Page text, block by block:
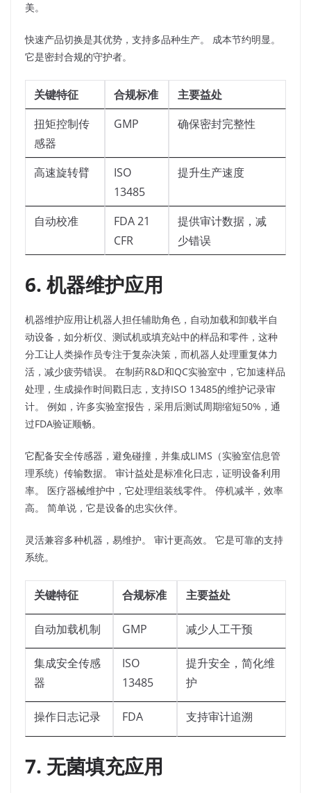
美。​
快速产品切换是其优势，支持多品种生产。 成本节约明显。
它是密封合规的守护者。​
关键特征 合规标准
主要益处
扭矩控制传
感器
GMP 确保密封完整性
高速旋转臂
ISO
13485
提升生产速度
自动校准
FDA 21
CFR
提供审计数据，减
少错误
6. 机器维护应用
机器维护应用让机器人担任辅助角色，自动加载和卸载半自
动设备，如分析仪、测试机或填充站中的样品和零件，这种
分工让人类操作员专注于复杂决策，而机器人处理重复体力
活，减少疲劳错误。 在制药R&D和QC实验室中，它加速样品
处理，生成操作时间戳日志，支持ISO 13485的维护记录审
计。 例如，许多实验室报告，采用后测试周期缩短50%，通
过FDA验证顺畅。​
它配备安全传感器，避免碰撞，并集成LIMS（实验室信息管
理系统）传输数据。 审计益处是标准化日志，证明设备利用
率。 医疗器械维护中，它处理组装线零件。 停机减半，效率
高。 简单说，它是设备的忠实伙伴。​
灵活兼容多种机器，易维护。 审计更高效。 它是可靠的支持
系统。​
关键特征 合规标准 主要益处
自动加载机制 GMP 减少人工干预
集成安全传感
器
ISO
13485
提升安全，简化维
护
操作日志记录 FDA 支持审计追溯
7. 无菌填充应用